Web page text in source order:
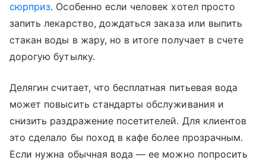
сюрприз. Особенно если человек хотел просто
запить лекарство, дождаться заказа или выпить
стакан воды в жару, но в итоге получает в счете
дорогую бутылку.
Делягин считает, что бесплатная питьевая вода
может повысить стандарты обслуживания и
снизить раздражение посетителей. Для клиентов
это сделало бы поход в кафе более прозрачным.
Если нужна обычная вода — ее можно попросить